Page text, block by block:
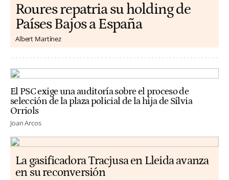
Roures repatria su holding de
Países Bajos a España
Albert Martínez
El PSC exige una auditoría sobre el proceso de
selección de la plaza policial de la hija de Sílvia
Orriols
Joan Arcos
La gasificadora Tracjusa en Lleida avanza
en su reconversión